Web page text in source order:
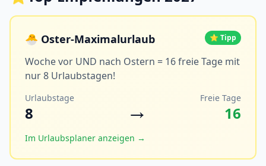
🐣 Oster-Maximalurlaub ⭐ Tipp
Woche vor UND nach Ostern = 16 freie Tage mit
nur 8 Urlaubstagen!
Urlaubstage
8 → Freie Tage
16
Im Urlaubsplaner anzeigen →